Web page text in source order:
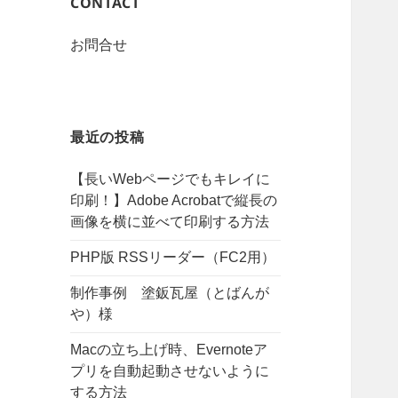
お問合せ
最近の投稿
【長いWebページでもキレイに
印刷！】Adobe Acrobatで縦長の
画像を横に並べて印刷する方法
PHP版 RSSリーダー（FC2用）
制作事例 塗鈑瓦屋（とばんが
や）様
Macの立ち上げ時、Evernoteア
プリを自動起動させないように
する方法